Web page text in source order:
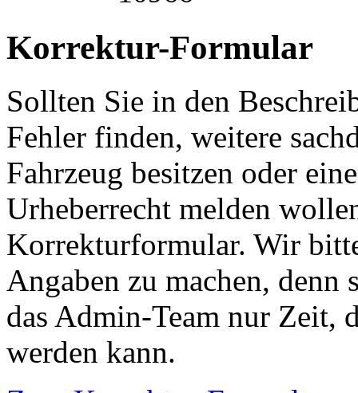
Korrektur-Formular
Sollten Sie in den
Fehler finden, weitere
Fahrzeug besitzen oder
Urheberrecht melden
Korrekturformular. Wir
Angaben zu machen,
das Admin-Team nur Zeit,
werden kann.